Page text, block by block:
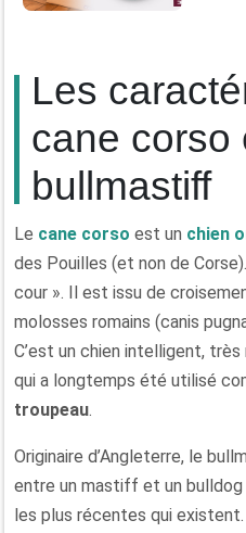
Les
cane corso
bullmastiff
Le cane corso est un chien
des Pouilles (et non de
cour ». Il est issu de
molosses romains (canis
C’est un chien intelligent,
qui a longtemps été utilisé
troupeau.
Originaire d’Angleterre, le
entre un mastiff et un bulldog
les plus récentes qui existent.